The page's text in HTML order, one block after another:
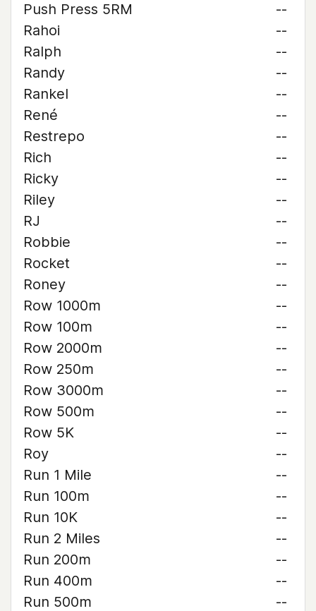
Push Press 5RM
--
Rahoi
--
Ralph
--
Randy
--
Rankel
--
René
--
Restrepo
--
Rich
--
Ricky
--
Riley
--
RJ
--
Robbie
--
Rocket
--
Roney
--
Row 1000m
--
Row 100m
--
Row 2000m
--
Row 250m
--
Row 3000m
--
Row 500m
--
Row 5K
--
Roy
--
Run 1 Mile
--
Run 100m
--
Run 10K
--
Run 2 Miles
--
Run 200m
--
Run 400m
--
Run 500m
--